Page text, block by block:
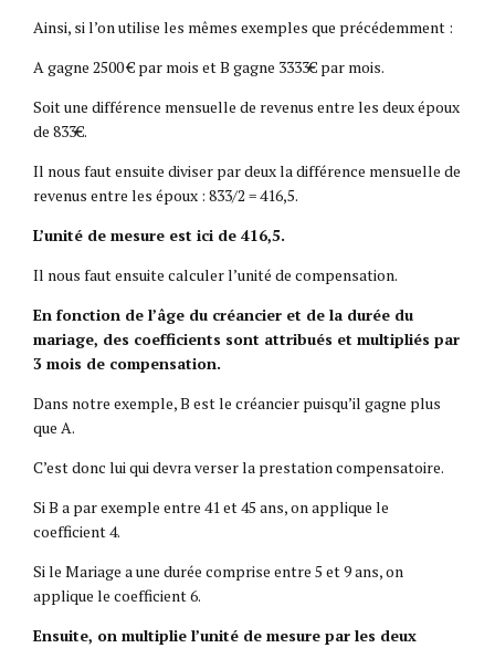
Ainsi, si l’on utilise les mêmes exemples que précédemment :
A gagne 2500 € par mois et B gagne 3333€ par mois.
Soit une différence mensuelle de revenus entre les deux époux
de 833€.
Il nous faut ensuite diviser par deux la différence mensuelle de
revenus entre les époux : 833/2 = 416,5.
L’unité de mesure est ici de 416,5.
Il nous faut ensuite calculer l’unité de compensation.
En fonction de l’âge du créancier et de la durée du
mariage, des coefficients sont attribués et multipliés par
3 mois de compensation.
Dans notre exemple, B est le créancier puisqu’il gagne plus
que A.
C’est donc lui qui devra verser la prestation compensatoire.
Si B a par exemple entre 41 et 45 ans, on applique le
coefficient 4.
Si le Mariage a une durée comprise entre 5 et 9 ans, on
applique le coefficient 6.
Ensuite, on multiplie l’unité de mesure par les deux